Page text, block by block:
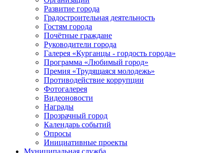
Развитие города
Градостроительная деятельность
Гостям города
Почётные граждане
Руководители города
Галерея «Курганцы - гордость города»
Программа «Любимый город»
Премия «Трудящаяся молодежь»
Противодействие коррупции
Фотогалерея
Видеоновости
Награды
Прозрачный город
Календарь событий
Опросы
Инициативные проекты
Муниципальная служба